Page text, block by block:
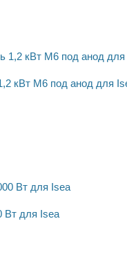
кВт M6 под анод для
Вт для Isea